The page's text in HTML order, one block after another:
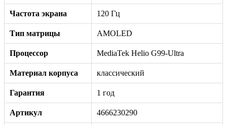
Частота экрана 120 Гц
Тип матрицы AMOLED
Процессор MediaTek Helio G99-Ultra
Материал корпуса классический
Гарантия 1 год
Артикул 4666230290